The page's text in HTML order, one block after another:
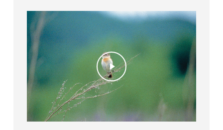
Play Video
Play Video